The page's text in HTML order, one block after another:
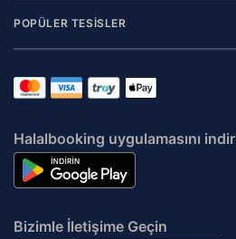
POPÜLER TESİSLER
Halalbooking uygulamasını indir
Bizimle İletişime Geçin